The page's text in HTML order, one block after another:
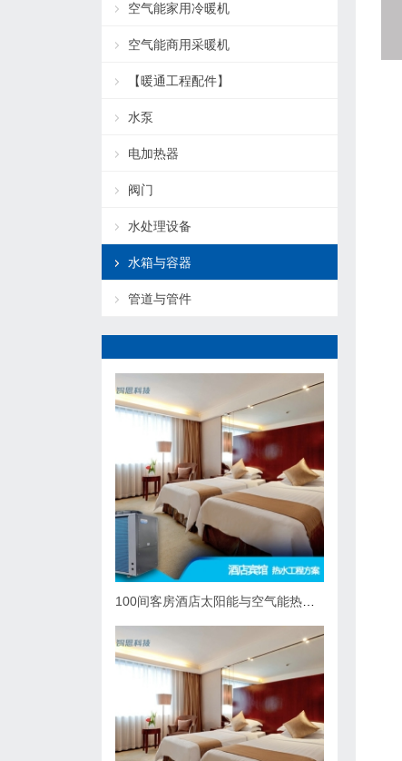
空气能家用冷暖机
空气能商用采暖机
【暖通工程配件】
水泵
电加热器
阀门
水处理设备
水箱与容器
管道与管件